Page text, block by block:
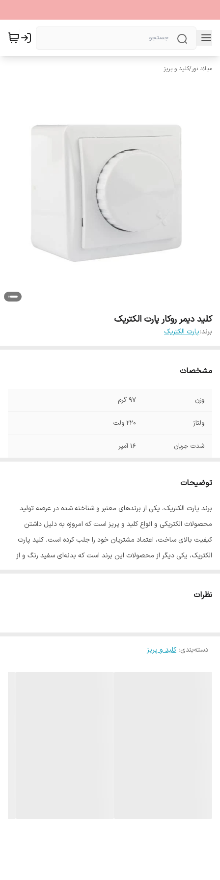
میلاد نور/کلید و پریز
کلید دیمر روکار پارت الکتریک
برند:پارت الکتریک
مشخصات
وزن 97 گرم
ولتاژ 220 ولت
شدت جریان 16 آمپر
توضیحات
برند پارت الکتریک، یکی از برندهای معتبر و شناخته شده در عرصه تولید
محصولات الکتریکی و انواع کلید و پریز است که امروزه به دلیل داشتن
کیفیت بالای ساخت، اعتماد مشتریان خود را جلب کرده است. کلید پارت
الکتریک، یکی دیگر از محصولات این برند است که بدنه‌ای سفید رنگ و از
پریزهای پارت الکتریک، داشتن درجه حفاظت مناسب است که باعث
نظرات
دسته‌بندی:کلید و پریز